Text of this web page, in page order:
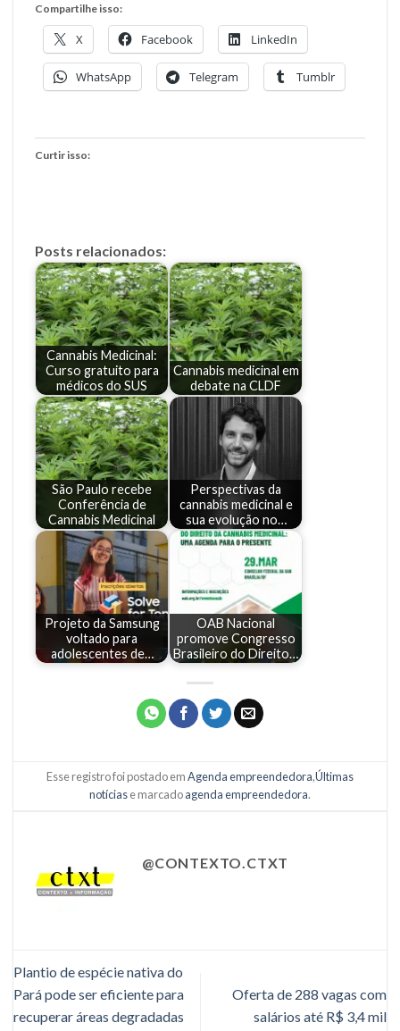
Compartilhe isso:
X Facebook LinkedIn
WhatsApp Telegram Tumblr
Curtir isso:
Posts relacionados:
Cannabis Medicinal:
Curso gratuito para
médicos do SUS
Cannabis medicinal em
debate na CLDF
São Paulo recebe
Conferência de
Cannabis Medicinal
Perspectivas da
cannabis medicinal e
sua evolução no…
Projeto da Samsung
voltado para
adolescentes de…
OAB Nacional
promove Congresso
Brasileiro do Direito…
Esse registro foi postado emAgenda empreendedora,Últimas
notíciase marcadoagenda empreendedora.
@CONTEXTO.CTXT
Plantio de espécie nativa do
Pará pode ser eficiente para
recuperar áreas degradadas
Oferta de 288 vagas com
salários até R$ 3,4 mil